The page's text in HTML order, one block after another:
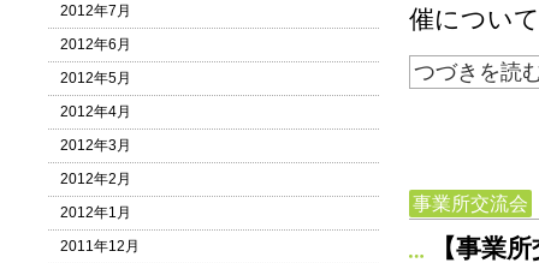
催につい
つづきを読
事業所交流会
【事業
2012年7月
2012年6月
2012年5月
2012年4月
2012年3月
2012年2月
2012年1月
2011年12月